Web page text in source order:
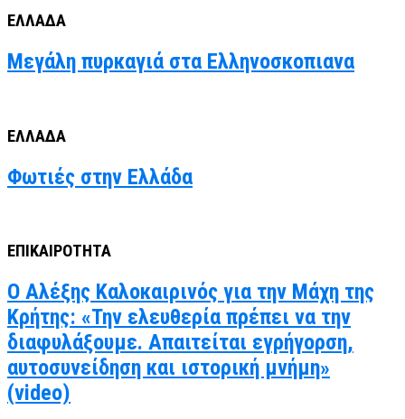
ΕΛΛΑΔΑ
Μεγάλη πυρκαγιά στα Ελληνοσκοπιανα
ΕΛΛΑΔΑ
Φωτιές στην Ελλάδα
ΕΠΙΚΑΙΡΟΤΗΤΑ
Ο Αλέξης Καλοκαιρινός για την Μάχη της
Κρήτης: «Την ελευθερία πρέπει να την
διαφυλάξουμε. Απαιτείται εγρήγορση,
αυτοσυνείδηση και ιστορική μνήμη»
(video)